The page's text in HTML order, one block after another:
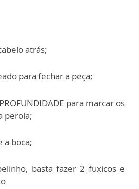
atrás;
para fechar a peça;
para marcar os
perola;
a boca;
basta fazer 2 fuxicos e